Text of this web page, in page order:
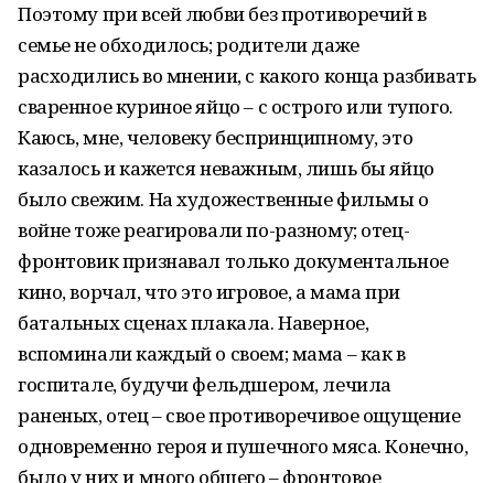
Поэтому при всей любви без противоречий в
семье не обходилось; родители даже
расходились во мнении, с какого конца разбивать
сваренное куриное яйцо – с острого или тупого.
Каюсь, мне, человеку беспринципному, это
казалось и кажется неважным, лишь бы яйцо
было свежим. На художественные фильмы о
войне тоже реагировали по-разному; отец-
фронтовик признавал только документальное
кино, ворчал, что это игровое, а мама при
батальных сценах плакала. Наверное,
вспоминали каждый о своем; мама – как в
госпитале, будучи фельдшером, лечила
раненых, отец – свое противоречивое ощущение
одновременно героя и пушечного мяса. Конечно,
было у них и много общего – фронтовое